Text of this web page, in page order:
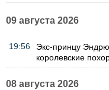
09 августа 2026
19:56
Экс-принцу
королевские
08 августа 2026